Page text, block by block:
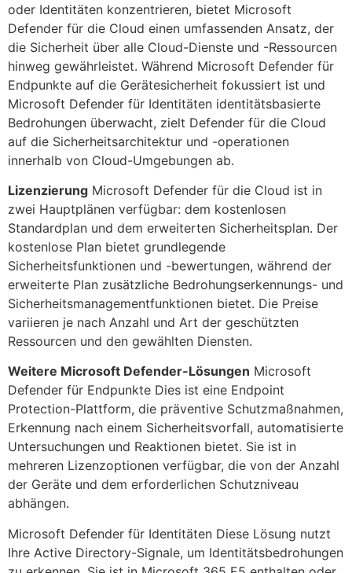
oder Identitäten konzentrieren, bietet Microsoft
Defender für die Cloud einen umfassenden Ansatz, der
die Sicherheit über alle Cloud-Dienste und -Ressourcen
hinweg gewährleistet. Während Microsoft Defender für
Endpunkte auf die Gerätesicherheit fokussiert ist und
Microsoft Defender für Identitäten identitätsbasierte
Bedrohungen überwacht, zielt Defender für die Cloud
auf die Sicherheitsarchitektur und -operationen
innerhalb von Cloud-Umgebungen ab.
Lizenzierung Microsoft Defender für die Cloud ist in
zwei Hauptplänen verfügbar: dem kostenlosen
Standardplan und dem erweiterten Sicherheitsplan. Der
kostenlose Plan bietet grundlegende
Sicherheitsfunktionen und -bewertungen, während der
erweiterte Plan zusätzliche Bedrohungserkennungs- und
Sicherheitsmanagementfunktionen bietet. Die Preise
variieren je nach Anzahl und Art der geschützten
Ressourcen und den gewählten Diensten.
Weitere Microsoft Defender-Lösungen Microsoft
Defender für Endpunkte Dies ist eine Endpoint
Protection-Plattform, die präventive Schutzmaßnahmen,
Erkennung nach einem Sicherheitsvorfall, automatisierte
Untersuchungen und Reaktionen bietet. Sie ist in
mehreren Lizenzoptionen verfügbar, die von der Anzahl
der Geräte und dem erforderlichen Schutzniveau
abhängen.
Microsoft Defender für Identitäten Diese Lösung nutzt
Ihre Active Directory-Signale, um Identitätsbedrohungen